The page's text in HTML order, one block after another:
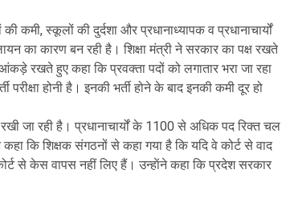
कमी, स्कूलों की दुर्दशा और प्रधानाध्यापक व प्रधानाचार्यों
का कारण बन रही है। शिक्षा मंत्री ने सरकार का पक्ष रखते
रखते हुए कहा कि प्रवक्ता पदों को लगातार भरा जा रहा
होनी है। इनकी भर्ती होने के बाद इनकी कमी दूर हो
जा रही है। प्रधानाचार्यों के 1100 से अधिक पद रिक्त चल
कि शिक्षक संगठनों से कहा गया है कि यदि वे कोर्ट से वाद
से केस वापस नहीं लिए हैं। उन्हाेंने कहा कि प्रदेश सरकार